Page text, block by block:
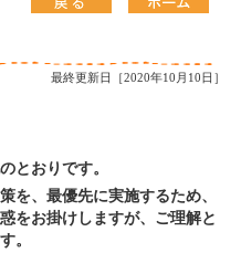
最終更新日［2020年10月10日］
とおりです。
を、最優先に実施するため、
をお掛けしますが、ご理解と
。